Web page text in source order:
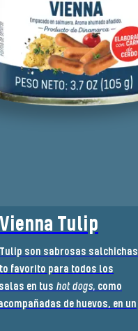
Tulip
son sabrosas salchichas
favorito para todos los
en tus hot dogs, como
de huevos, en un